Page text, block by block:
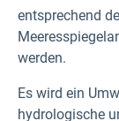
entsprechend
werden.
Es wird ein
hydrologische